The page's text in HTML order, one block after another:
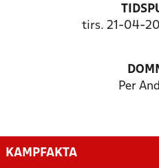
tirs. 21-04-
Per
KAMPFAKTA